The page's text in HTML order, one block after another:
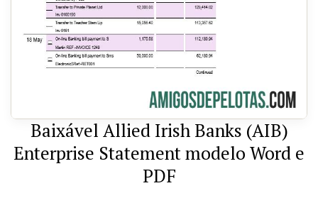
Baixável Allied Irish Banks (AIB)
Enterprise Statement modelo Word e
PDF